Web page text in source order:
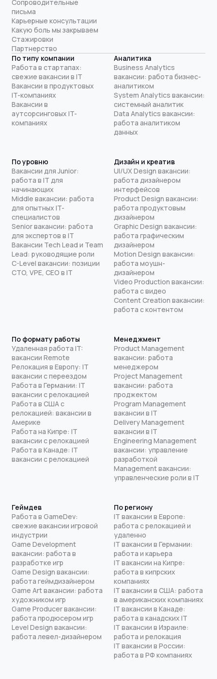
Сопроводительные
письма
Карьерные консультации
Какую боль мы закрываем
Стажировки
Партнерство
По типу компании
Работа в стартапах:
свежие вакансии в IT
Вакансии в продуктовых
IT-компаниях
Вакансии в
аутсорсинговых IT-
компаниях
Аналитика
Business Analytics
вакансии: работа бизнес-
аналитиком
System Analytics вакансии:
системный аналитик
Data Analytics вакансии:
работа аналитиком
данных
По уровню
Вакансии для Junior:
работа в IT для
начинающих
Middle вакансии: работа
для опытных IT-
специалистов
Senior вакансии: работа
для экспертов в IT
Вакансии Tech Lead и Team
Lead: руководящие роли
C-Level вакансии: позиции
CTO, VPE, CEO в IT
Дизайн и креатив
UI/UX Design вакансии:
работа дизайнером
интерфейсов
Product Design вакансии:
работа продуктовым
дизайнером
Graphic Design вакансии:
работа графическим
дизайнером
Motion Design вакансии:
работа моушн-
дизайнером
Video Production вакансии:
работа с видео
Content Creation вакансии:
работа с контентом
По формату работы
Удаленная работа IT:
вакансии Remote
Релокация в Европу: IT
вакансии с переездом
Работа в Германии: IT
вакансии с релокацией
Работа в США с
релокацией: вакансии в
Америке
Работа на Кипре: IT
вакансии с релокацией
Работа в Канаде: IT
вакансии с релокацией
Менеджмент
Product Management
вакансии: работа
менеджером
Project Management
вакансии: работа
проджектом
Program Management
вакансии в IT
Delivery Management
вакансии в IT
Engineering Management
вакансии: управление
разработкой
Management вакансии:
управленческие роли в IT
Геймдев
Работа в GameDev:
свежие вакансии игровой
индустрии
Game Development
вакансии: работа в
разработке игр
Game Design вакансии:
работа геймдизайнером
Game Art вакансии: работа
художником игр
Game Producer вакансии:
работа продюсером игр
Level Design вакансии:
работа левел-дизайнером
По региону
IT вакансии в Европе:
работа с релокацией и
удаленно
IT вакансии в Германии:
работа и карьера
IT вакансии на Кипре:
работа в кипрских
компаниях
IT вакансии в США: работа
в американских компаниях
IT вакансии в Канаде:
работа в канадских IT
IT вакансии в Израиле:
работа и релокация
IT вакансии в России:
работа в РФ компаниях